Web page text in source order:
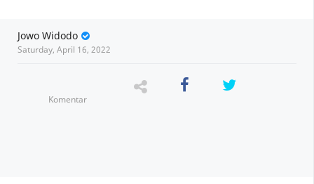
Jowo Widodo
Saturday, April 16, 2022
Komentar